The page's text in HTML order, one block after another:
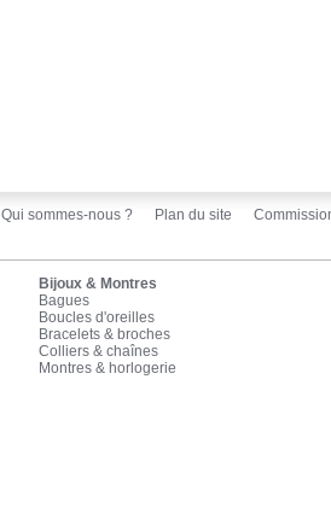
Qui sommes-nous ? Plan du site
Bijoux & Montres
Bagues
Boucles d'oreilles
Bracelets & broches
Colliers & chaînes
Montres & horlogerie